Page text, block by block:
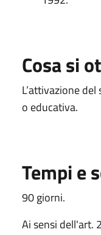
Cosa si
L’attivazione
o educativa.
Tempi e
90 giorni.
Ai sensi dell'art.